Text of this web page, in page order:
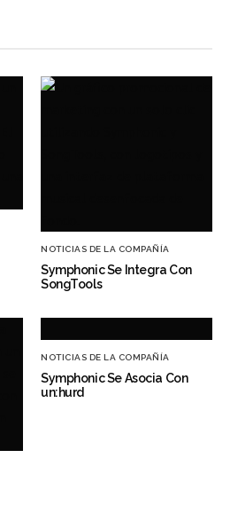
NOTICIAS DE LA COMPAÑÍA
Symphonic Se Integra Con
SongTools
NOTICIAS DE LA COMPAÑÍA
Symphonic Se Asocia Con
un:hurd